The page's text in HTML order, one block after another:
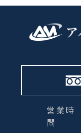
営業時
間